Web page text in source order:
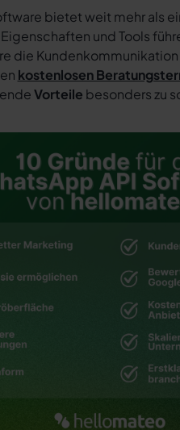
bietet weit mehr als
und Tools
die
kostenlosen
Vorteile besonders zu